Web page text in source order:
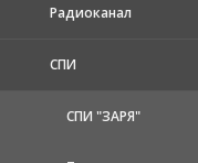
Радиоканал
СПИ
СПИ "ЗАРЯ"